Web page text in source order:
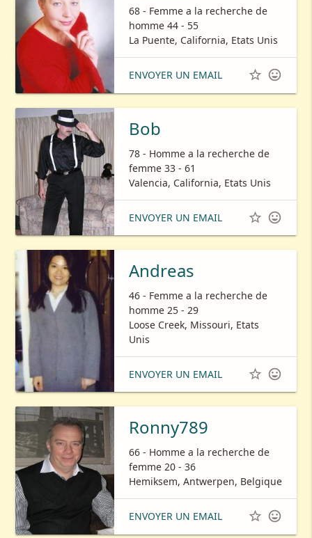
68 - Femme a la recherche de
homme 44 - 55
La Puente, California, Etats Unis
ENVOYER UN EMAIL  
Bob
78 - Homme a la recherche de
femme 33 - 61
Valencia, California, Etats Unis
ENVOYER UN EMAIL  
Andreas
46 - Femme a la recherche de
homme 25 - 29
Loose Creek, Missouri, Etats
Unis
ENVOYER UN EMAIL  
Ronny789
66 - Homme a la recherche de
femme 20 - 36
Hemiksem, Antwerpen, Belgique
ENVOYER UN EMAIL  